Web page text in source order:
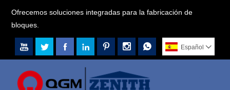
Ofrecemos soluciones integradas para la fabricación de
bloques.
       Español 